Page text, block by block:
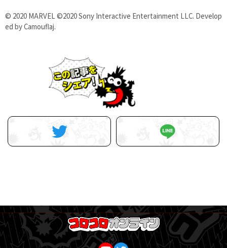
© 2020 MARVEL ©2020 Sony Interactive Entertainment LLC. Develop
ed by Camouflaj.